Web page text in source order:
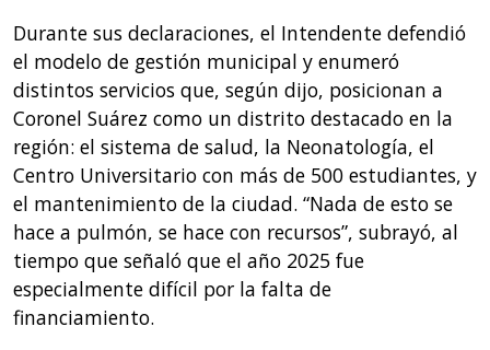
Durante sus declaraciones, el Intendente defendió
el modelo de gestión municipal y enumeró
distintos servicios que, según dijo, posicionan a
Coronel Suárez como un distrito destacado en la
región: el sistema de salud, la Neonatología, el
Centro Universitario con más de 500 estudiantes, y
el mantenimiento de la ciudad. “Nada de esto se
hace a pulmón, se hace con recursos”, subrayó, al
tiempo que señaló que el año 2025 fue
especialmente difícil por la falta de
financiamiento.